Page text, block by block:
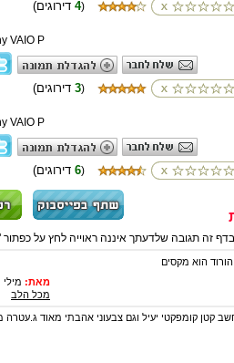
4)
3)
6)
זה תגובה שלדעתך איננה ראוייה לחץ על
הוא מקסים
מאת: מילי
מכל הלב
קטן קומפקטי יעיל וגם צבעוני אהבתי מאוד ג.עטרה